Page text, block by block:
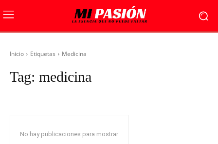
Inicio Etiquetas Medicina
Tag: medicina
No hay publicaciones para mostrar